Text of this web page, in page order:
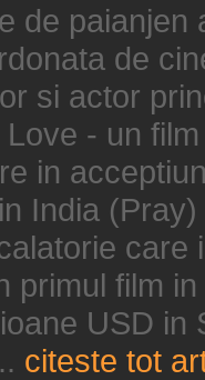
de
de
si actor
- un
in
India
primul film
USD in
citeste tot